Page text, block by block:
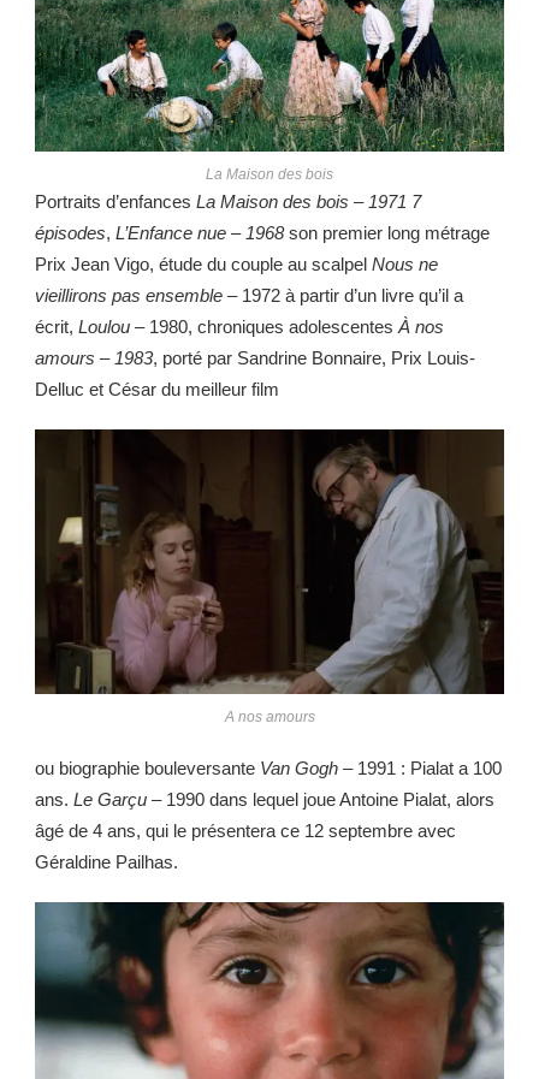
La Maison des bois
Portraits d’enfances La Maison des bois – 1971 7
épisodes, L’Enfance nue – 1968son premier long métrage
Prix Jean Vigo, étude du couple au scalpel Nous ne
vieillirons pas ensemble – 1972 à partir d’un livre qu’il a
écrit, Loulou – 1980, chroniques adolescentes À nos
amours – 1983, porté par Sandrine Bonnaire, Prix Louis-
Delluc et César du meilleur film
A nos amours
ou biographie bouleversante Van Gogh – 1991 : Pialat a 100
ans. Le Garçu – 1990 dans lequel joue Antoine Pialat, alors
âgé de 4 ans, qui le présentera ce 12 septembre avec
Géraldine Pailhas.